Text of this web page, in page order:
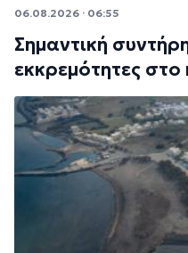
06.08.2026 · 06:55
Σημαντική
εκκρεμότητες